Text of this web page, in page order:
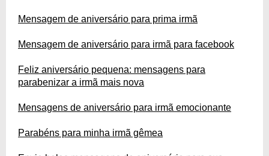
Mensagem de aniversário para prima irmã
Mensagem de aniversário para irmã para facebook
Feliz aniversário pequena: mensagens para
parabenizar a irmã mais nova
Mensagens de aniversário para irmã emocionante
Parabéns para minha irmã gêmea